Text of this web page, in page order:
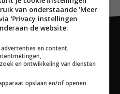
van onderstaande 'Meer
'Privacy instellingen
de website.
en content,
en ontwikkeling van diensten
opslaan en/of openen